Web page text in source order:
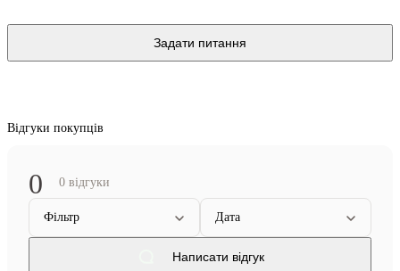
Задати питання
Відгуки покупців
0 0 відгуки
Фільтр Дата
Написати відгук